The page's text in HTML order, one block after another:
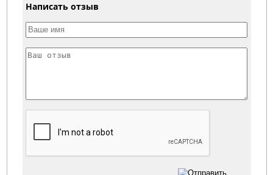
Написать отзыв